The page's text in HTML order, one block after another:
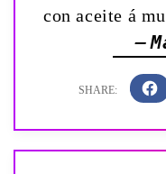
con aceite á
—